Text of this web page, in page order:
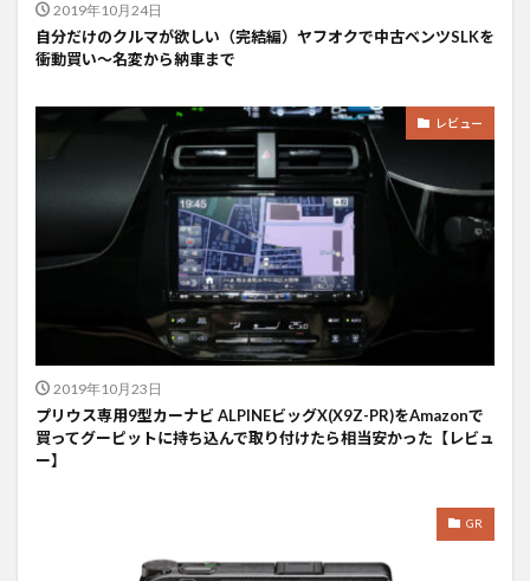
2019年10月24日
自分だけのクルマが欲しい（完結編）ヤフオクで中古ベンツSLKを
衝動買い〜名変から納車まで
レビュー
2019年10月23日
プリウス専用9型カーナビ ALPINEビッグX(X9Z-PR)をAmazonで
買ってグーピットに持ち込んで取り付けたら相当安かった【レビュ
ー】
GR